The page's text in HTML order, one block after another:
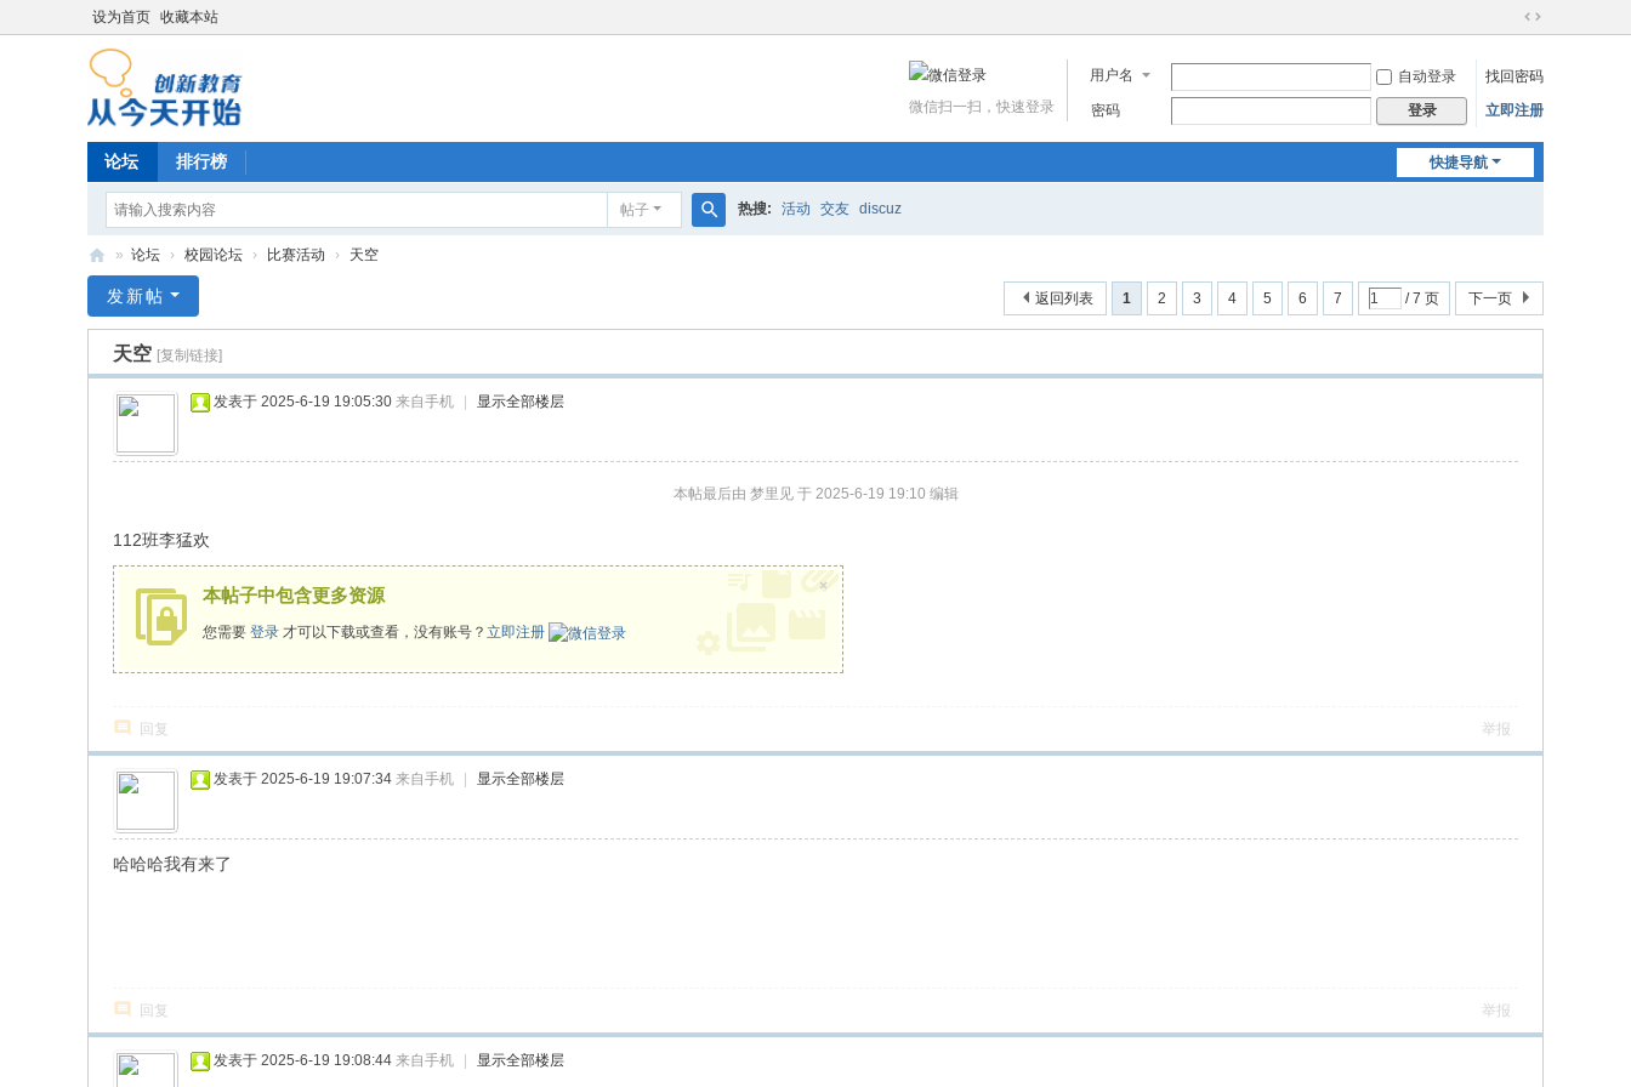
设为首页 收藏本站
切
到
宽
用户名 自动登录
找回密码
密码
登录 立即注册
微信扫一扫，快速登录
快捷导航
论坛 排行榜
帖子 热搜: 活动 交友 discuz
德
» 论坛 › 校园论坛 › 比赛活动 › 天空
1 2 3 4 5 6 7 / 7 页 下一页
返回列表
发新帖
天空 [复制链接]
发表于 2025-6-19 19:05:30 来自手机 显示全部楼层
本帖最后由 梦里见 于 2025-6-19 19:10 编辑
112班李猛欢
本帖子中包含更多资源
您需要 登录 才可以下载或查看，没有账号？ 立即注册
×
回复 举报
发表于 2025-6-19 19:07:34 来自手机 显示全部楼层
哈哈哈我有来了
回复 举报
发表于 2025-6-19 19:08:44 来自手机 显示全部楼层